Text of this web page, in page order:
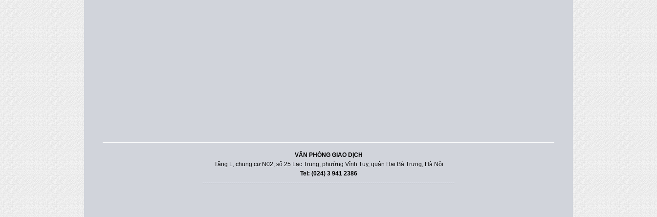
VĂN PHÒNG GIAO DỊCH
Tầng L, chung cư N02, số 25 Lạc Trung, phường Vĩnh Tuy, quận Hai Bà Trưng, Hà Nội
Tel: (024) 3 941 2386
---------------------------------------------------------------------------------------------------------------------------------